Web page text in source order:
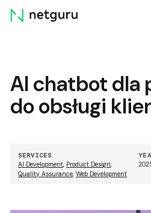
Skip
menu
AI chatbot dla
do obsługi
SERVICES
AI Development, Product Design,
Quality Assurance,Web Development